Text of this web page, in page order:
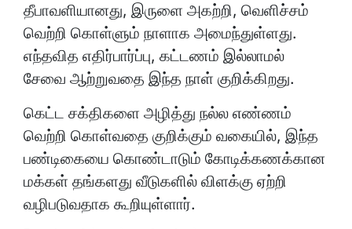
தீபாவளியானது, இருளை அகற்றி, வெளிச்சம்
வெற்றி கொள்ளும் நாளாக அமைந்துள்ளது.
எந்தவித எதிர்பார்ப்பு, கட்டணம் இல்லாமல்
சேவை ஆற்றுவதை இந்த நாள் குறிக்கிறது.
கெட்ட சக்திகளை அழித்து நல்ல எண்ணம்
வெற்றி கொள்வதை குறிக்கும் வகையில், இந்த
பண்டிகையை கொண்டாடும் கோடிக்கணக்கான
மக்கள் தங்களது வீடுகளில் விளக்கு ஏற்றி
வழிபடுவதாக கூறியுள்ளார்.